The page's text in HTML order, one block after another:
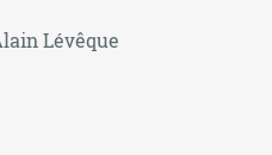
Lévêque